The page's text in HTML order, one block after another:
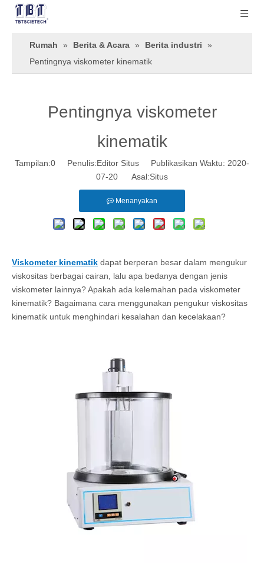
Rumah » Berita & Acara » Berita industri
»
Pentingnya viskometer kinematik
Pentingnya viskometer
kinematik
Tampilan:0 Penulis:Editor Situs Publikasikan Waktu: 2020-
07-20 Asal:Situs
Menanyakan
Viskometer kinematik dapat berperan besar dalam mengukur
viskositas berbagai cairan, lalu apa bedanya dengan jenis
viskometer lainnya? Apakah ada kelemahan pada viskometer
kinematik? Bagaimana cara menggunakan pengukur viskositas
kinematik untuk menghindari kesalahan dan kecelakaan?